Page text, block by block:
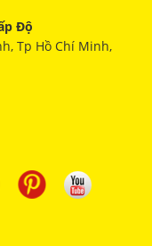
Độ
Tp Hồ Chí Minh,